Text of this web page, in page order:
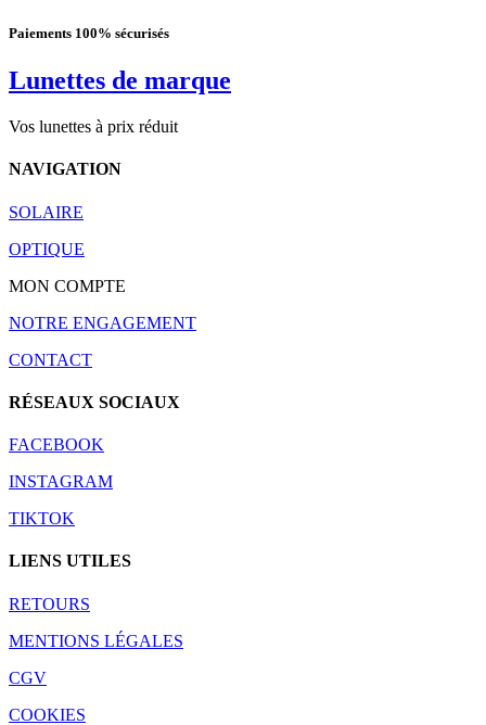
Paiements 100% sécurisés
Lunettes de marque
Vos lunettes à prix réduit
NAVIGATION
SOLAIRE
OPTIQUE
MON COMPTE
NOTRE ENGAGEMENT
CONTACT
RÉSEAUX SOCIAUX
FACEBOOK
INSTAGRAM
TIKTOK
LIENS UTILES
RETOURS
MENTIONS LÉGALES
CGV
COOKIES